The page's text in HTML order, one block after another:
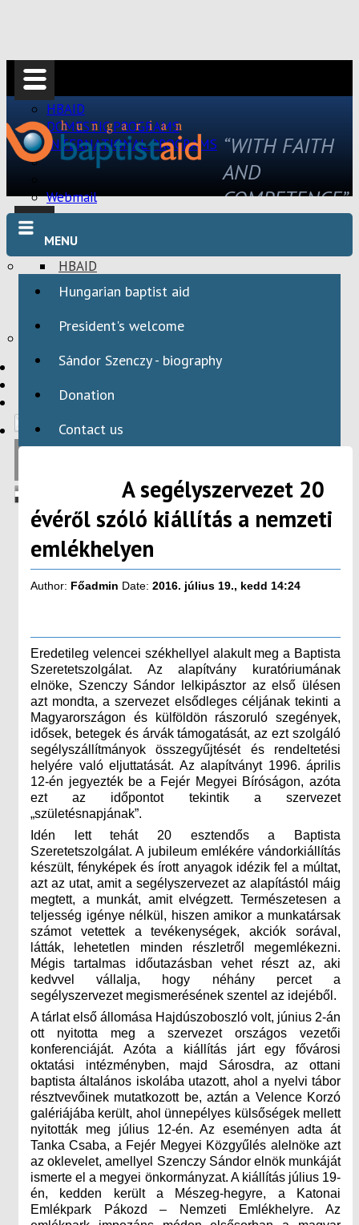
HBAID
DOMESTIC PROGRAMS
INTERNATIONAL PROGRAMS
Webmail
HBAID
DOMESTIC PROGRAMS
HBAID
INTERNATIONAL PROGRAMS
“WITH FAITH
AND
COMPETENCE”
MENU
Hungarian baptist aid
President's welcome
Sándor Szenczy - biography
Donation
Contact us
A segélyszervezet 20
évéről szóló kiállítás a nemzeti
emlékhelyen
Author: Főadmin Date: 2016. július 19., kedd 14:24
Eredetileg velencei székhellyel alakult meg a Baptista
Szeretetszolgálat. Az alapítvány kuratóriumának
elnöke, Szenczy Sándor lelkipásztor az első ülésen
azt mondta, a szervezet elsődleges céljának tekinti a
Magyarországon és külföldön rászoruló szegények,
idősek, betegek és árvák támogatását, az ezt szolgáló
segélyszállítmányok összegyűjtését és rendeltetési
helyére való eljuttatását. Az alapítványt 1996. április
12-én jegyezték be a Fejér Megyei Bíróságon, azóta
ezt az időpontot tekintik a szervezet
„születésnapjának”.
Idén lett tehát 20 esztendős a Baptista
Szeretetszolgálat. A jubileum emlékére vándorkiállítás
készült, fényképek és írott anyagok idézik fel a múltat,
azt az utat, amit a segélyszervezet az alapítástól máig
megtett, a munkát, amit elvégzett. Természetesen a
teljesség igénye nélkül, hiszen amikor a munkatársak
számot vetettek a tevékenységek, akciók sorával,
látták, lehetetlen minden részletről megemlékezni.
Mégis tartalmas időutazásban vehet részt az, aki
kedvvel vállalja, hogy néhány percet a
segélyszervezet megismerésének szentel az idejéből.
A tárlat első állomása Hajdúszoboszló volt, június 2-án
ott nyitotta meg a szervezet országos vezetői
konferenciáját. Azóta a kiállítás járt egy fővárosi
oktatási intézményben, majd Sárosdra, az ottani
baptista általános iskolába utazott, ahol a nyelvi tábor
résztvevőinek mutatkozott be, aztán a Velence Korzó
galériájába került, ahol ünnepélyes külsőségek mellett
nyitották meg július 12-én. Az eseményen adta át
Tanka Csaba, a Fejér Megyei Közgyűlés alelnöke azt
az oklevelet, amellyel Szenczy Sándor elnök munkáját
ismerte el a megyei önkormányzat. A kiállítás július 19-
én, kedden került a Mészeg-hegyre, a Katonai
Emlékpark Pákozd – Nemzeti Emlékhelyre. Az